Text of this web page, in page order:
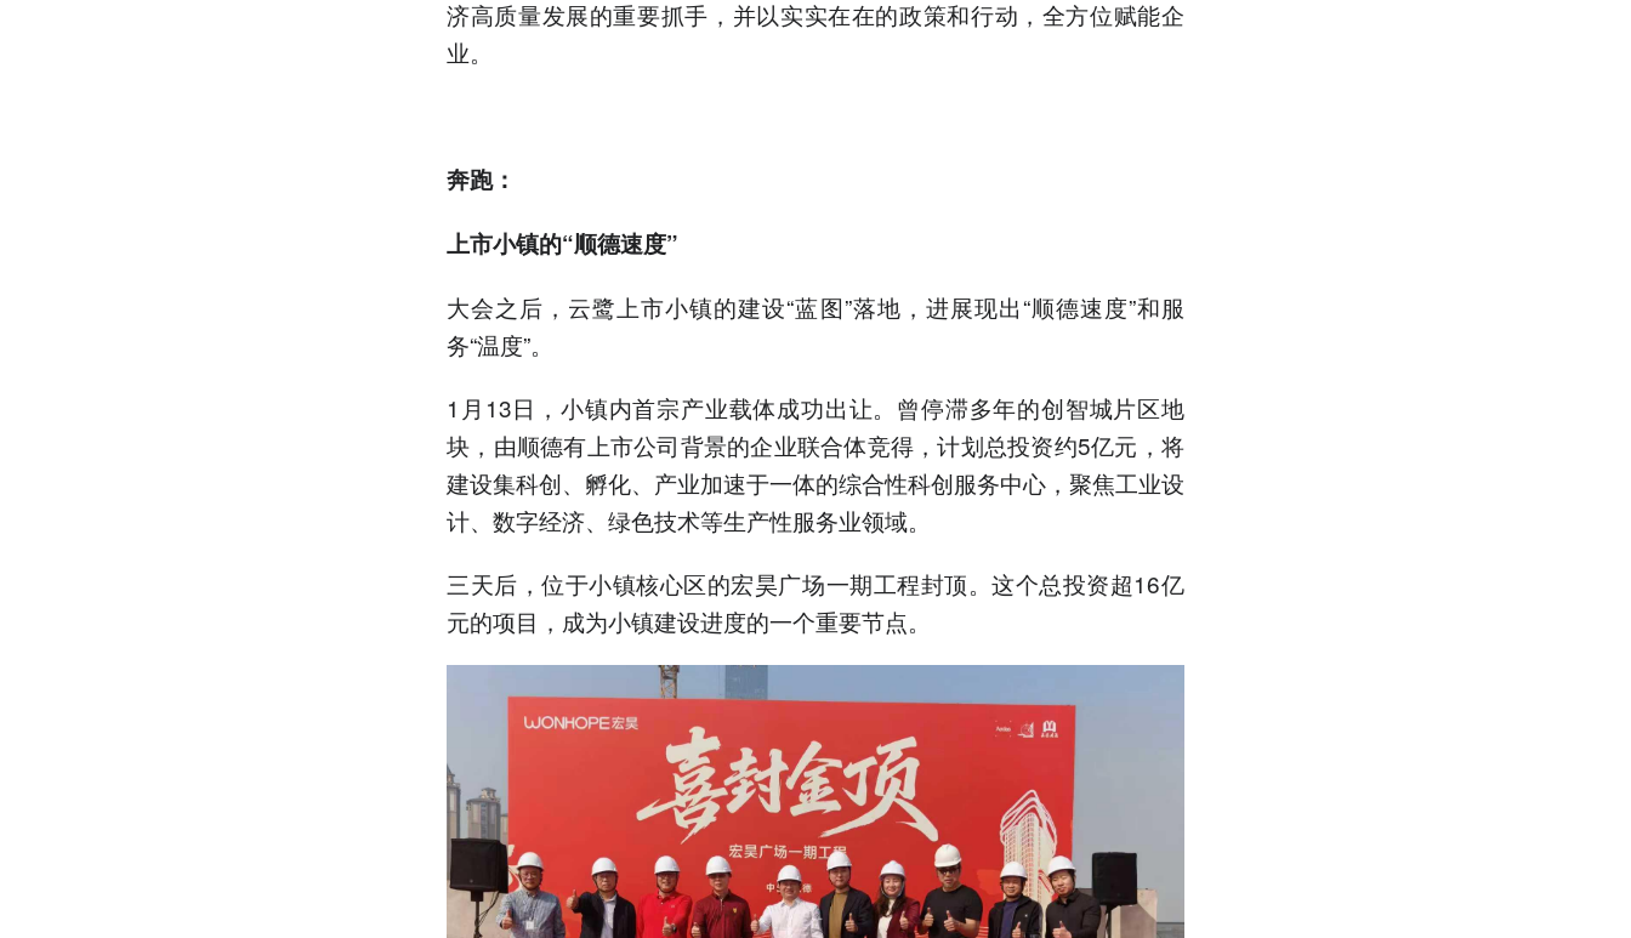
济高质量发展的重要抓手，并以实实在在的政策和行动，全方位赋能企
业。
奔跑：
上市小镇的“顺德速度”
大会之后，云鹭上市小镇的建设“蓝图”落地，进展现出“顺德速度”和服
务“温度”。
1月13日，小镇内首宗产业载体成功出让。曾停滞多年的创智城片区地
块，由顺德有上市公司背景的企业联合体竞得，计划总投资约5亿元，将
建设集科创、孵化、产业加速于一体的综合性科创服务中心，聚焦工业设
计、数字经济、绿色技术等生产性服务业领域。
三天后，位于小镇核心区的宏昊广场一期工程封顶。这个总投资超16亿
元的项目，成为小镇建设进度的一个重要节点。